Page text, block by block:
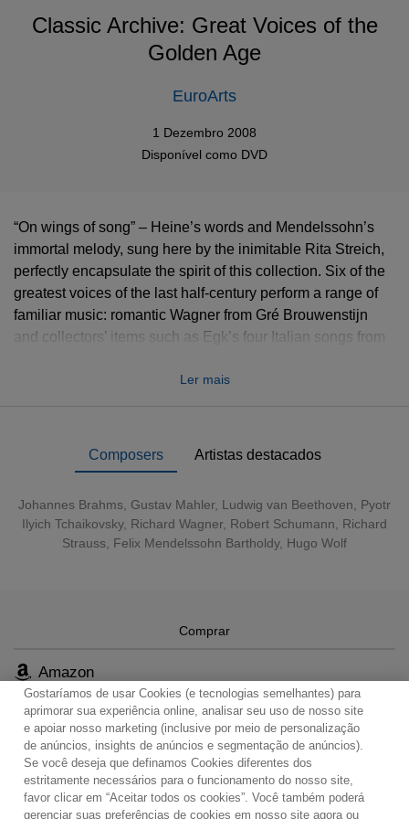
Classic Archive: Great Voices of the
Golden Age
EuroArts
1 Dezembro 2008
Disponível como DVD
Composers Artistas destacados
Johannes Brahms Gustav Mahler, Ludwig van Beethoven
Pyotr
Ilyich Tchaikovsky, Richard Wagner, Robert Schumann
Richard
Strauss Felix Mendelssohn Bartholdy, Hugo Wolf
“On wings of song” – Heine’s words and Mendelssohn’s
immortal melody, sung here by the inimitable Rita Streich,
perfectly encapsulate the spirit of this collection. Six of the
greatest voices of the last half-century perform a range of
familiar music: romantic Wagner from Gré Brouwenstijn
and collectors’ items such as Egk’s four Italian songs from
commanding voices of their day, from Christa Ludwig’s
Vishnevskaya, all captured in their prime.
Ler mais
Comprar
Amazon
Contato Boletim de Notícias
Termos de Uso
Política de Privacidade
Mapa do Site
Gostaríamos de usar Cookies (e tecnologias semelhantes) para
aprimorar sua experiência online, analisar seu uso de nosso site
e apoiar nosso marketing (inclusive por meio de personalização
de anúncios, insights de anúncios e segmentação de anúncios).
Se você deseja que definamos Cookies diferentes dos
estritamente necessários para o funcionamento do nosso site,
favor clicar em “Aceitar todos os cookies”. Você também poderá
gerenciar suas preferências de cookies em nosso site agora ou